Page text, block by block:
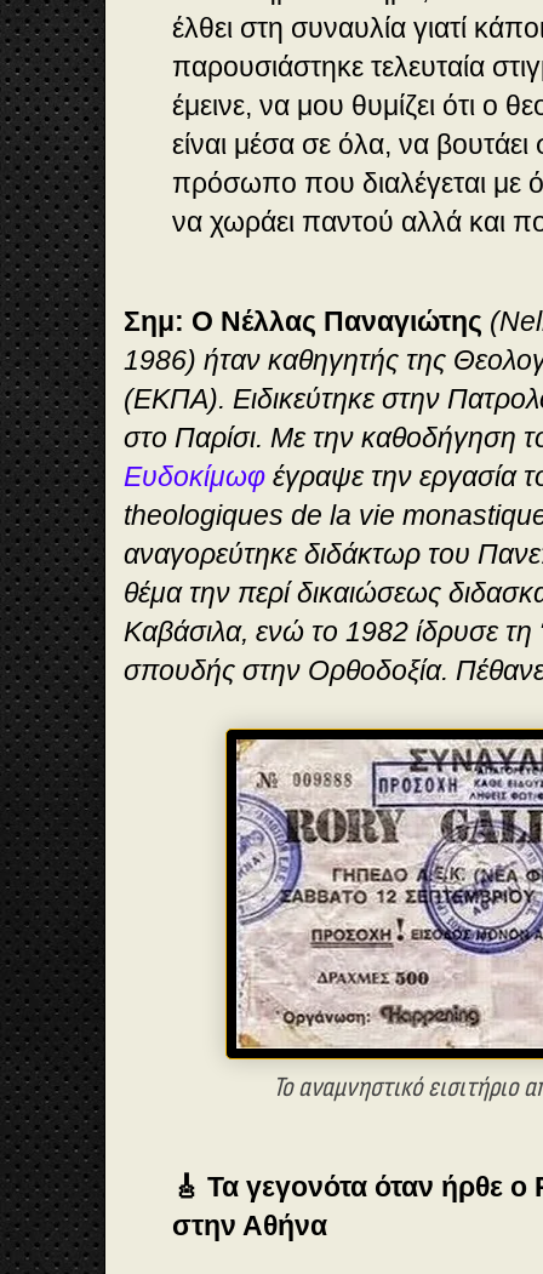
έλθει στη συναυλία γιατί
παρουσιάστηκε τελευταία
έμεινε, να μου θυμίζει ότι ο
είναι μέσα σε όλα, να βουτάει
πρόσωπο που διαλέγεται με
να χωράει παντού αλλά και
Σημ: Ο Νέλλας Παναγιώτης
1986) ήταν καθηγητής της
(ΕΚΠΑ). Ειδικεύτηκε στην
στο Παρίσι. Με την καθοδήγηση
Ευδοκίμωφ έγραψε την εργασία
theologiques de la vie
αναγορεύτηκε διδάκτωρ του
θέμα την περί δικαιώσεως
Καβάσιλα, ενώ το 1982 ίδρυσε τη
σπουδής στην Ορθοδοξία.
Το αναμνηστικό εισιτήριο
🎸 Τα γεγονότα όταν ήρθε ο
στην Αθήνα